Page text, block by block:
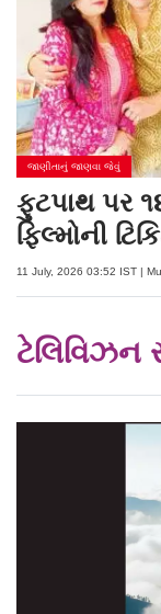
જાણીતાનું જાણવા જેવું
ફુટપાથ પર
ફિલ્મોની
11 July, 2026 03:52 IST |
ટેલિવિઝન